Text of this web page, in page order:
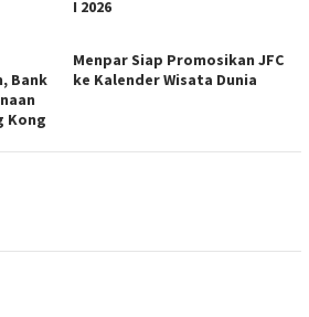
I 2026
Bank
Kong
Menpar Siap Promosikan JFC
ke Kalender Wisata Dunia